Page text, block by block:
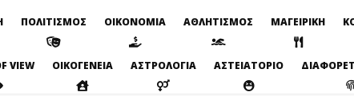
ΠΟΛΙΤΙΣΜΟΣ ΟΙΚΟΝΟΜΙΑ ΑΘΛΗΤΙΣΜΟΣ ΜΑΓΕΙΡΙΚΗ
VIEW ΟΙΚΟΓΕΝΕΙΑ ΑΣΤΡΟΛΟΓΙΑ ΑΣΤΕΙΑΤΟΡΙΟ